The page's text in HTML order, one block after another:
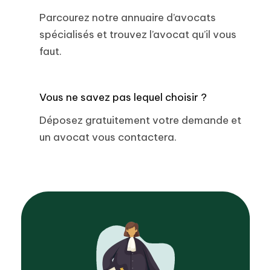
Parcourez notre annuaire d’avocats
spécialisés et trouvez l’avocat qu’il vous
faut.
Vous ne savez pas lequel choisir ?
Déposez gratuitement votre demande et
un avocat vous contactera.